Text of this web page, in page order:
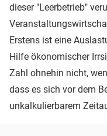
dieser "Leerbetrieb"
Erstens ist eine
Hilfe ökonomischer
Zahl ohnehin nicht,
dass es sich vor dem
unkalkulierbarem